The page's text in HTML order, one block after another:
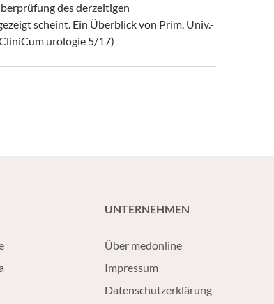
des derzeitigen
scheint. Ein Überblick von Prim. Univ.-
urologie 5/17)
UNTERNEHMEN
Über medonline
Impressum
Datenschutzerklärung